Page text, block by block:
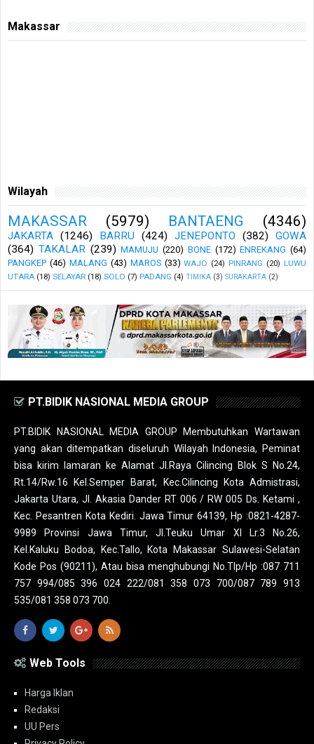
Makassar
Wilayah
MAKASSAR (5979) BANTAENG (4346)
JAKARTA (1246) BARRU (424) JENEPONTO (382)
GOWA
(364) TAKALAR (239) MAMUJU (220) BONE (172) ENREKANG (64)
PANGKEP (46) MALANG (43) MAROS (33) WAJO (24) PINRANG (20) LUWU
UTARA (18) SELAYAR (18) SOLO (7) PADANG (4) TIMIKA (3) SURAKARTA (2)
PT.BIDIK NASIONAL MEDIA GROUP
PT.BIDIK NASIONAL MEDIA GROUP Membutuhkan Wartawan
yang akan ditempatkan diseluruh Wilayah Indonesia, Peminat
bisa kirim lamaran ke Alamat Jl.Raya Cilincing Blok S No.24,
Rt.14/Rw.16 Kel.Semper Barat, Kec.Cilincing Kota Admistrasi,
Jakarta Utara, Jl. Akasia Dander RT 006 / RW 005 Ds. Ketami ,
Kec. Pesantren Kota Kediri. Jawa Timur 64139, Hp :0821-4287-
9989 Provinsi Jawa Timur, Jl.Teuku Umar XI Lr.3 No.26,
Kel.Kaluku Bodoa, Kec.Tallo, Kota Makassar Sulawesi-Selatan
Kode Pos (90211), Atau bisa menghubungi No.Tlp/Hp :087 711
757 994/085 396 024 222/081 358 073 700/087 789 913
535/081 358 073 700.
Web Tools
Harga Iklan
Redaksi
UU Pers